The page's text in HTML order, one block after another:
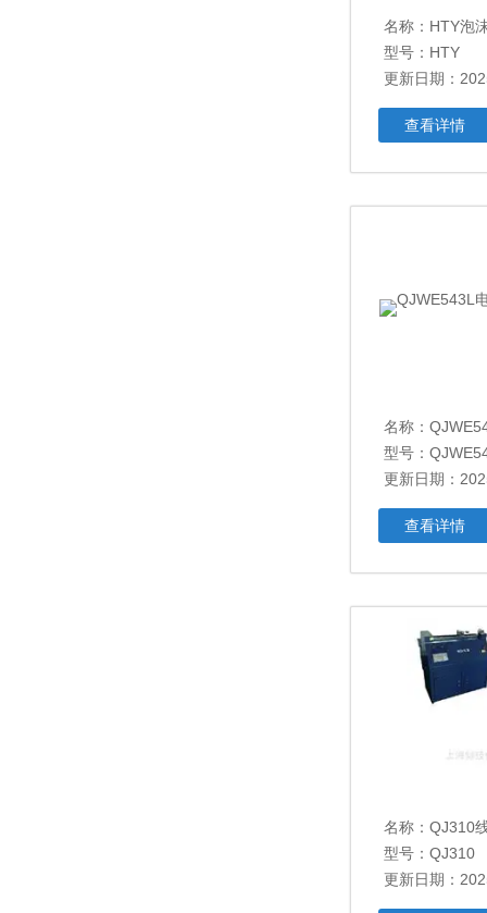
名称： HTY泡
型号：HTY
更新日期：
查看详情
名称：
型号：
更新日期：
查看详情
名称： QJ310线
型号：QJ310
更新日期：